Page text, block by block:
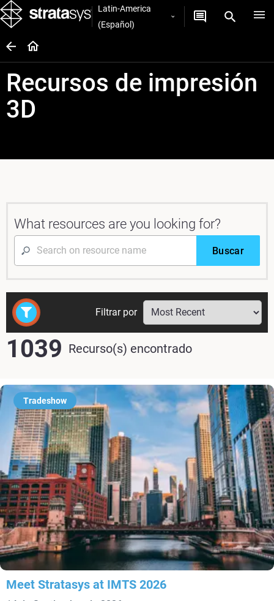
Latin-America
(Español)
Recursos de impresión
3D
What resources are you looking for?
Buscar
1039 Recurso(s) encontrado
Filtrar por
Tradeshow
Meet Stratasys at IMTS 2026